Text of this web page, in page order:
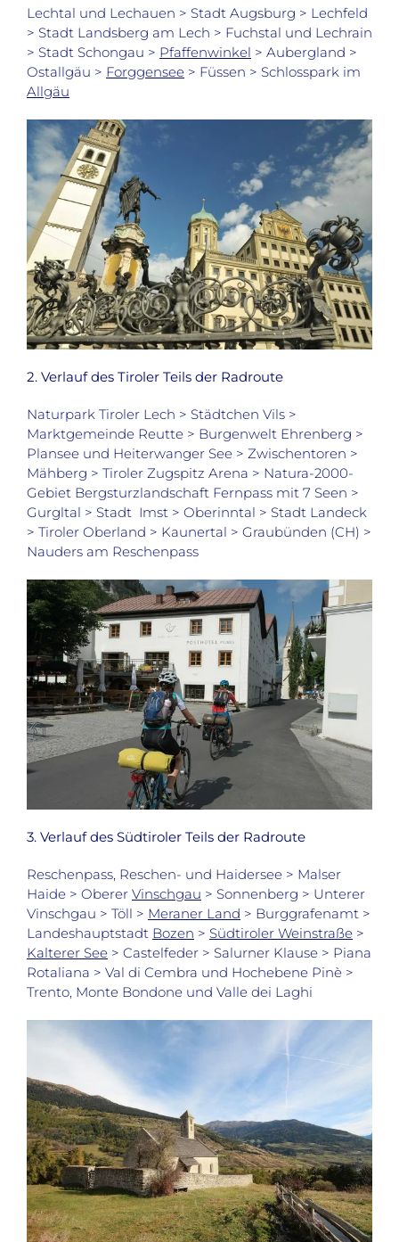
Lechtal und Lechauen > Stadt Augsburg > Lechfeld
> Stadt Landsberg am Lech > Fuchstal und Lechrain
> Stadt Schongau > Pfaffenwinkel > Aubergland >
Ostallgäu > Forggensee > Füssen > Schlosspark im
Allgäu
2. Verlauf des Tiroler Teils der Radroute
Naturpark Tiroler Lech > Städtchen Vils >
Marktgemeinde Reutte > Burgenwelt Ehrenberg >
Plansee und Heiterwanger See > Zwischentoren >
Mähberg > Tiroler Zugspitz Arena > Natura-2000-
Gebiet Bergsturzlandschaft Fernpass mit 7 Seen >
Gurgltal > Stadt Imst > Oberinntal > Stadt Landeck
> Tiroler Oberland > Kaunertal > Graubünden (CH) >
Nauders am Reschenpass
3. Verlauf des Südtiroler Teils der Radroute
Reschenpass, Reschen- und Haidersee > Malser
Haide > Oberer Vinschgau > Sonnenberg > Unterer
Vinschgau > Töll > Meraner Land > Burggrafenamt >
Landeshauptstadt Bozen > Südtiroler Weinstraße >
Kalterer See > Castelfeder > Salurner Klause > Piana
Rotaliana > Val di Cembra und Hochebene Pinè >
Trento, Monte Bondone und Valle dei Laghi